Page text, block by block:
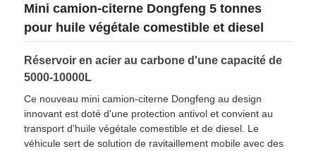
Camion de nettoyage des installations sanitaires
Camion à poubelles
Mini camion-citerne Dongfeng 5 tonnes
pour huile végétale comestible et diesel
Réservoir en acier au carbone d'une capacité de
5000-10000L
Ce nouveau mini camion-citerne Dongfeng au design
innovant est doté d'une protection antivol et convient au
transport d'huile végétale comestible et de diesel. Le
véhicule sert de solution de ravitaillement mobile avec des